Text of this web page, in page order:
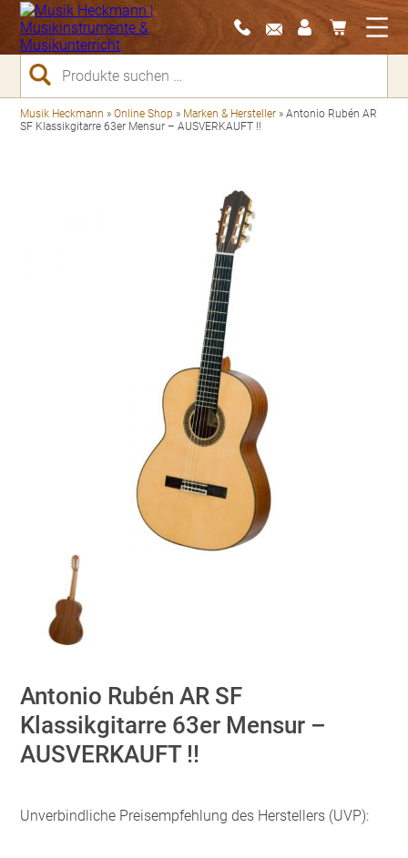
Suchen
nach:
Musik Heckmann »Online Shop » Marken & Hersteller »Antonio Rubén AR
SF Klassikgitarre 63er Mensur – AUSVERKAUFT !!
Antonio Rubén AR SF
Klassikgitarre 63er Mensur –
AUSVERKAUFT !!
Unverbindliche Preisempfehlung des Herstellers (UVP):